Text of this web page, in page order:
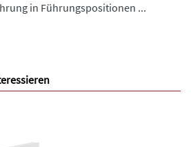
in Führungspositionen ...